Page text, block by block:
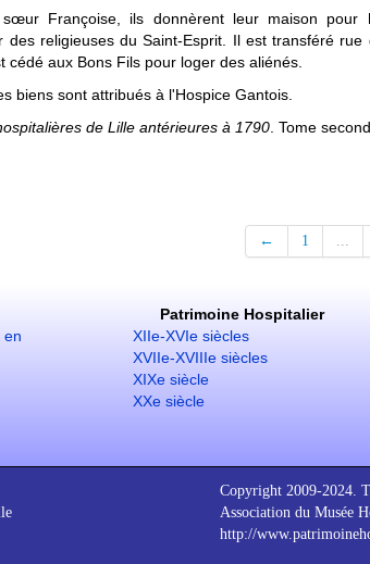
Françoise, ils donnèrent leur maison pour
religieuses du Saint-Esprit. Il est transféré rue
aux Bons Fils pour loger des aliénés.
biens sont attribués à l'Hospice Gantois.
de Lille antérieures à 1790 . Tome
← 1 ...
en
Patrimoine Hospitalier
XIIe-XVIe siècles
XVIIe-XVIIIe siècles
XIXe siècle
XXe siècle
Copyright 2009-2024.
Association du Musée
http://